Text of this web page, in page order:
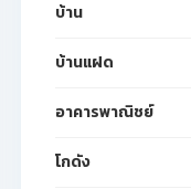
บ้าน
บ้านแฝด
อาคารพาณิชย์
โกดัง